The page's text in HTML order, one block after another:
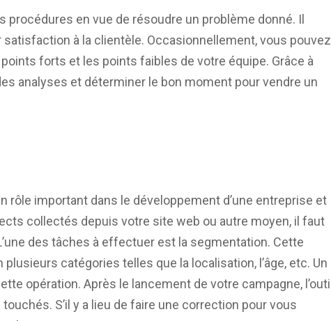
procédures en vue de résoudre un problème donné. Il
satisfaction à la clientèle. Occasionnellement, vous pouvez
forts et les points faibles de votre équipe. Grâce à
analyses et déterminer le bon moment pour vendre un
rôle important dans le développement d’une entreprise et
collectés depuis votre site web ou autre moyen, il faut
des tâches à effectuer est la segmentation. Cette
catégories telles que la localisation, l’âge, etc. Un
opération. Après le lancement de votre campagne, l’outil
S’il y a lieu de faire une correction pour vous